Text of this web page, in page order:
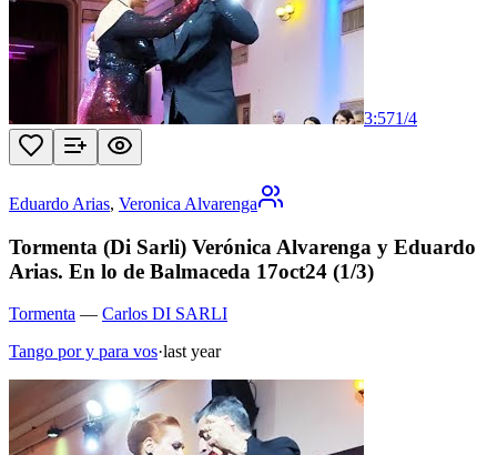
3:571/4
Eduardo Arias, Veronica Alvarenga
Tormenta (Di Sarli) Verónica Alvarenga y Eduardo
Arias. En lo de Balmaceda 17oct24 (1/3)
Tormenta — Carlos DI SARLI
Tango por y para vos·last year